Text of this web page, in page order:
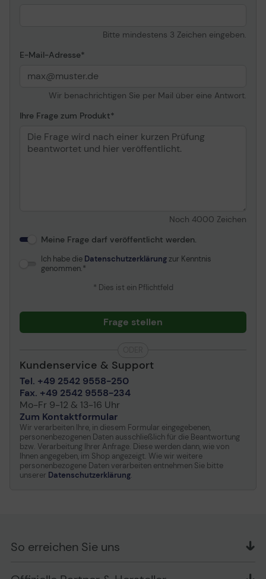
Bitte mindestens 3 Zeichen eingeben.
E-Mail-Adresse
Wir benachrichtigen Sie per Mail über eine Antwort.
Ihre Frage zum Produkt
Noch 4000 Zeichen
Meine Frage darf veröffentlicht werden.
Ich habe die Datenschutzerklärungzur Kenntnis
genommen.
* Dies ist ein Pflichtfeld
Frage stellen
Kundenservice & Support
Tel. +49 2542 9558-250
Fax. +49 2542 9558-234
Mo-Fr 9-12 & 13-16 Uhr
Zum Kontaktformular
Wir verarbeiten Ihre, in diesem Formular eingegebenen,
personenbezogenen Daten ausschließlich für die Beantwortung
bzw. Verarbeitung Ihrer Anfrage. Diese werden dann, wie von
Ihnen angegeben, im Shop angezeigt. Wie wir weitere
personenbezogene Daten verarbeiten entnehmen Sie bitte
unserer Datenschutzerklärung.
So erreichen Sie uns